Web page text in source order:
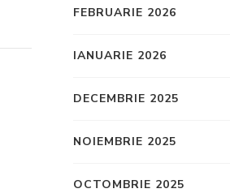
FEBRUARIE 2026
IANUARIE 2026
DECEMBRIE 2025
NOIEMBRIE 2025
OCTOMBRIE 2025